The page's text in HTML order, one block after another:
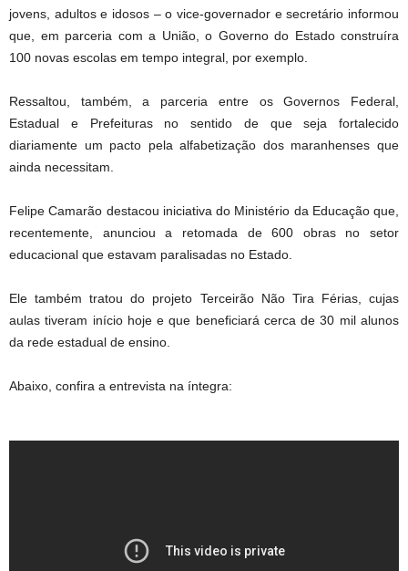
jovens, adultos e idosos – o vice-governador e secretário informou
que, em parceria com a União, o Governo do Estado construíra
100 novas escolas em tempo integral, por exemplo.
Ressaltou, também, a parceria entre os Governos Federal,
Estadual e Prefeituras no sentido de que seja fortalecido
diariamente um pacto pela alfabetização dos maranhenses que
ainda necessitam.
Felipe Camarão destacou iniciativa do Ministério da Educação que,
recentemente, anunciou a retomada de 600 obras no setor
educacional que estavam paralisadas no Estado.
Ele também tratou do projeto Terceirão Não Tira Férias, cujas
aulas tiveram início hoje e que beneficiará cerca de 30 mil alunos
da rede estadual de ensino.
Abaixo, confira a entrevista na íntegra: